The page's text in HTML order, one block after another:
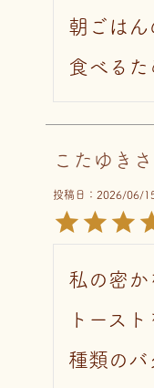
朝ごは
食べる
こたゆき
投稿日 2026/06/
私の密
トース
種類のバ